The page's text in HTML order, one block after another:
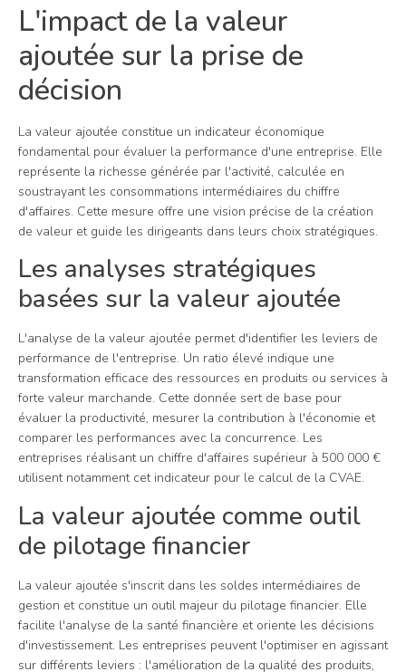
L'impact de la valeur
ajoutée sur la prise de
décision
La valeur ajoutée constitue un indicateur économique
fondamental pour évaluer la performance d'une entreprise. Elle
représente la richesse générée par l'activité, calculée en
soustrayant les consommations intermédiaires du chiffre
d'affaires. Cette mesure offre une vision précise de la création
de valeur et guide les dirigeants dans leurs choix stratégiques.
Les analyses stratégiques
basées sur la valeur ajoutée
L'analyse de la valeur ajoutée permet d'identifier les leviers de
performance de l'entreprise. Un ratio élevé indique une
transformation efficace des ressources en produits ou services à
forte valeur marchande. Cette donnée sert de base pour
évaluer la productivité, mesurer la contribution à l'économie et
comparer les performances avec la concurrence. Les
entreprises réalisant un chiffre d'affaires supérieur à 500 000 €
utilisent notamment cet indicateur pour le calcul de la CVAE.
La valeur ajoutée comme outil
de pilotage financier
La valeur ajoutée s'inscrit dans les soldes intermédiaires de
gestion et constitue un outil majeur du pilotage financier. Elle
facilite l'analyse de la santé financière et oriente les décisions
d'investissement. Les entreprises peuvent l'optimiser en agissant
sur différents leviers : l'amélioration de la qualité des produits,